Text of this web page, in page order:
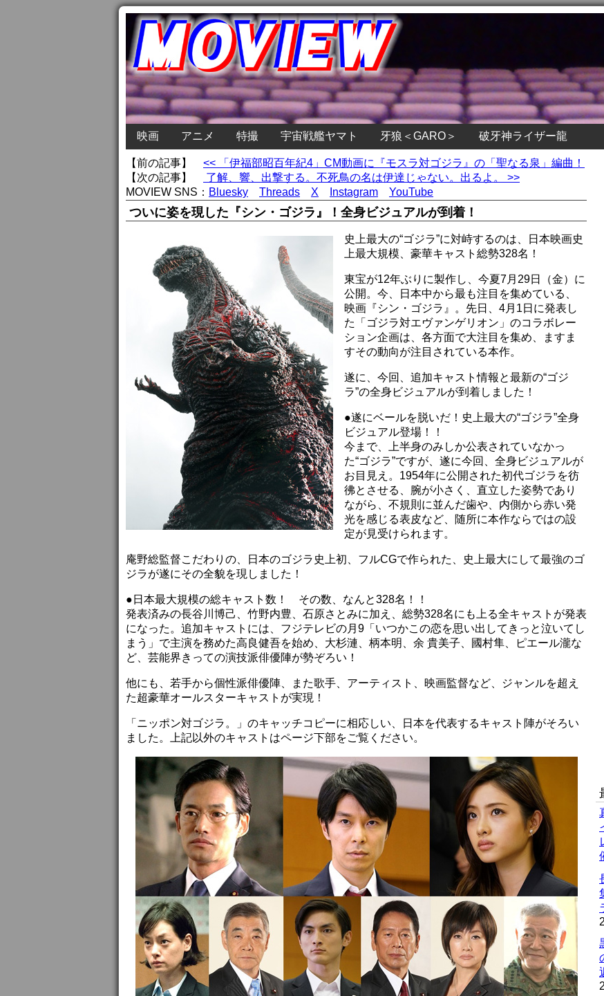
映画 アニメ 特撮 宇宙戦艦ヤマト 牙狼＜GARO＞ 破牙神ライザー龍
【前の記事】 << 「伊福部昭百年紀4」CM動画に『モスラ対ゴジラ』の「聖なる泉」編曲！
【次の記事】
了解、響、出撃する。不死鳥の名は伊達じゃない。出るよ。 >>
MOVIEW SNS： Bluesky Threads X Instagram YouTube
ついに姿を現した『シン・ゴジラ』！全身ビジュアルが到着！
史上最大の“ゴジラ”に対峙するのは、日本映画史
上最大規模、豪華キャスト総勢328名！
東宝が12年ぶりに製作し、今夏7月29日（金）に
公開。今、日本中から最も注目を集めている、
映画『シン・ゴジラ』。先日、4月1日に発表し
た「ゴジラ対エヴァンゲリオン」のコラボレー
ション企画は、各方面で大注目を集め、ますま
すその動向が注目されている本作。
遂に、今回、追加キャスト情報と最新の“ゴジ
ラ”の全身ビジュアルが到着しました！
●遂にベールを脱いだ！史上最大の“ゴジラ”全身
ビジュアル登場！！
今まで、上半身のみしか公表されていなかっ
た“ゴジラ”ですが、遂に今回、全身ビジュアルが
お目見え。1954年に公開された初代ゴジラを彷
彿とさせる、腕が小さく、直立した姿勢であり
ながら、不規則に並んだ歯や、内側から赤い発
光を感じる表皮など、随所に本作ならではの設
定が見受けられます。
庵野総監督こだわりの、日本のゴジラ史上初、フルCGで作られた、史上最大にして最強のゴ
ジラが遂にその全貌を現しました！
●日本最大規模の総キャスト数！ その数、なんと328名！！
発表済みの長谷川博己、竹野内豊、石原さとみに加え、総勢328名にも上る全キャストが発表
になった。追加キャストには、フジテレビの月9「いつかこの恋を思い出してきっと泣いてし
まう」で主演を務めた高良健吾を始め、大杉漣、柄本明、余 貴美子、國村隼、ピエール瀧な
ど、芸能界きっての演技派俳優陣が勢ぞろい！
他にも、若手から個性派俳優陣、また歌手、アーティスト、映画監督など、ジャンルを超え
た超豪華オールスターキャストが実現！
「ニッポン対ゴジラ。」のキャッチコピーに相応しい、日本を代表するキャスト陣がそろい
ました。上記以外のキャストはページ下部をご覧ください。